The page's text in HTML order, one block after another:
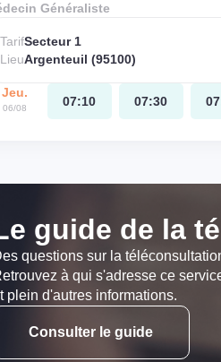
Généraliste
TarifSecteur 1
LieuArgenteuil (95100)
Jeu.
06/08 07:10 07:30
guide de la
questions sur la
à qui s'adresse ce
plein d'autres informations.
Consulter le guide